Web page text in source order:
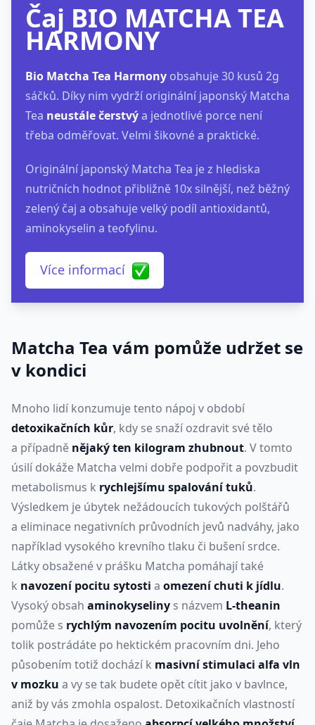
Čaj BIO MATCHA TEA
HARMONY
Bio Matcha Tea Harmony obsahuje 30 kusů 2g
sáčků. Díky nim vydrží originální japonský Matcha
Tea neustále čerstvýa jednotlivé porce není
třeba odměřovat. Velmi šikovné a praktické.
Originální japonský Matcha Tea je z hlediska
nutričních hodnot přibližně 10x silnější, než běžný
zelený čaj a obsahuje velký podíl antioxidantů,
aminokyselin a teofylinu.
Více informací
Matcha Tea vám pomůže udržet se
v kondici
Mnoho lidí konzumuje tento nápoj v období
detoxikačních kůr, kdy se snaží ozdravit své tělo
a případně nějaký ten kilogram zhubnout. V tomto
úsilí dokáže Matcha velmi dobře podpořit a povzbudit
metabolismus k rychlejšímu spalování tuků.
Výsledkem je úbytek nežádoucích tukových polštářů
a eliminace negativních průvodních jevů nadváhy, jako
například vysokého krevního tlaku či bušení srdce.
Látky obsažené v prášku Matcha pomáhají také
k navození pocitu sytosti a omezení chuti k jídlu.
Vysoký obsah aminokyseliny s názvem L-theanin
pomůže s rychlým navozením pocitu uvolnění, který
tolik postrádáte po hektickém pracovním dni. Jeho
působením totiž dochází k masivní stimulaci alfa vln
v mozku a vy se tak budete opět cítit jako v bavlnce,
aniž by vás zmohla ospalost. Detoxikačních vlastností